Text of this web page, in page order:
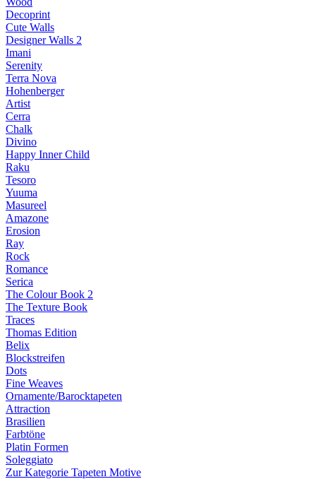
Decoprint
Cute Walls
Designer Walls 2
Imani
Serenity
Terra Nova
Hohenberger
Artist
Cerra
Chalk
Divino
Happy Inner Child
Raku
Tesoro
Yuuma
Masureel
Amazone
Erosion
Ray
Rock
Romance
Serica
The Colour Book 2
The Texture Book
Traces
Thomas Edition
Belix
Blockstreifen
Dots
Fine Weaves
Ornamente/Barocktapeten
Attraction
Brasilien
Farbtöne
Platin Formen
Soleggiato
Zur Kategorie Tapeten Motive